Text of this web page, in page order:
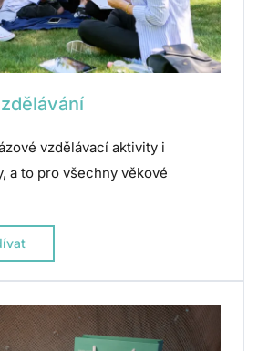
vzdělávací aktivity i
a to pro všechny věkové